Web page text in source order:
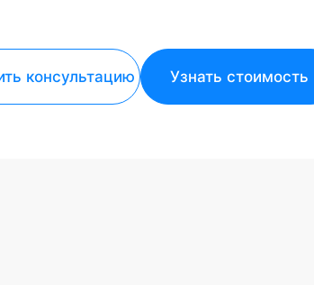
консультацию Узнать стоимость